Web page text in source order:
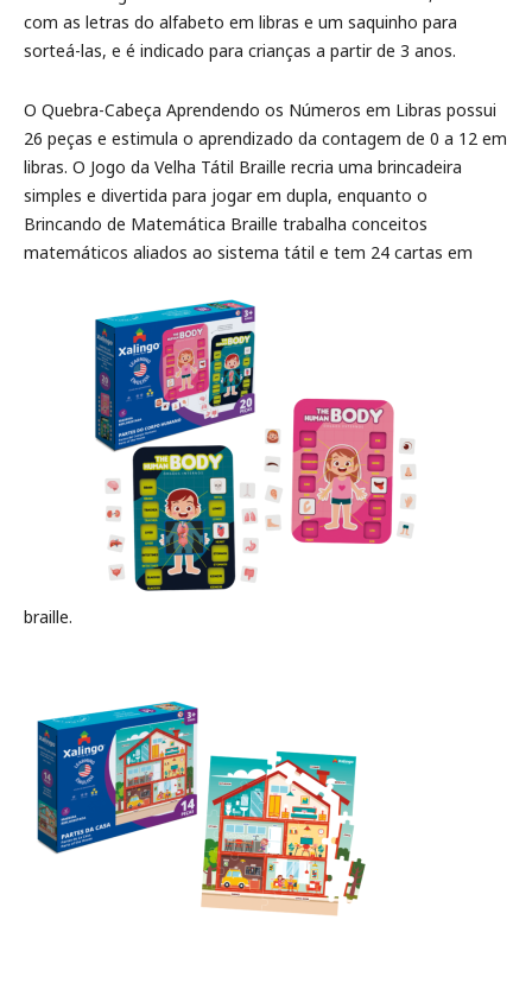
com as letras do alfabeto em libras e um saquinho para
sorteá-las, e é indicado para crianças a partir de 3 anos.
O Quebra-Cabeça Aprendendo os Números em Libras possui
26 peças e estimula o aprendizado da contagem de 0 a 12 em
libras. O Jogo da Velha Tátil Braille recria uma brincadeira
simples e divertida para jogar em dupla, enquanto o
Brincando de Matemática Braille trabalha conceitos
matemáticos aliados ao sistema tátil e tem 24 cartas em
braille.